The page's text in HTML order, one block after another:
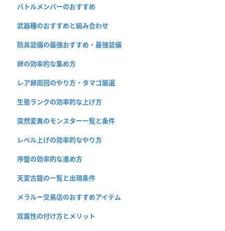
バトルメンバーのおすすめ
武器種のおすすめと組み合わせ
防具装備の最強おすすめ・最強装備
卵の効率的な集め方
レア卵周回のやり方・タマゴ厳選
生態ランクの効率的な上げ方
突然変異のモンスター一覧と条件
レベル上げの効率的なやり方
序盤の効率的な進め方
天変古龍の一覧と出現条件
メラルー交易店のおすすめアイテム
双属性の付け方とメリット